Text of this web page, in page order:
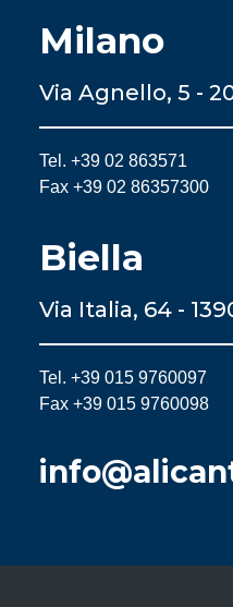
Milano
Via Agnello, 5 -
Tel. +39 02 863571
Fax +39 02 86357300
Biella
Via Italia, 64 -
Tel. +39 015 9760097
Fax +39 015 9760098